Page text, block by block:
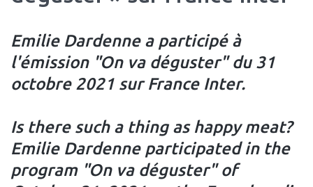
Emilie Dardenne a participé à
l'émission "On va déguster" du 31
octobre 2021 sur France Inter.
Is there such a thing as happy meat?
Emilie Dardenne participated in the
program "On va déguster" of